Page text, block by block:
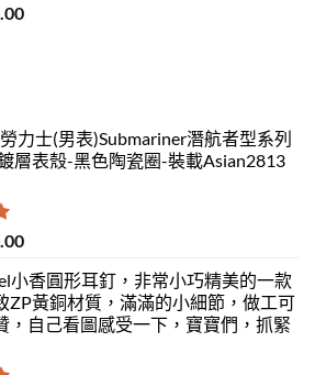
力士(男表)Submariner潛航者型系列
層表殼-黑色陶瓷圈-裝載Asian2813
小香圓形耳釘，非常小巧精美的一款
ZP黃銅材質，滿滿的小細節，做工可
，自己看圖感受一下，寶寶們，抓緊